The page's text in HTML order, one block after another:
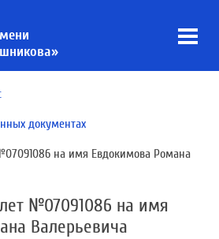
документах
на имя Евдокимова Романа
№07091086 на имя
Валерьевича